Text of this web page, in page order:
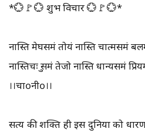
*💮🚩💮 शुभ विचार 💮🚩💮*
नास्ति मेघसमं तोयं नास्ति चात्मसमं
नास्तिचक्षुः समं तेजो नास्ति धान्यसमं
।।चाoनीo।।
सत्य की शक्ति ही इस दुनिया को